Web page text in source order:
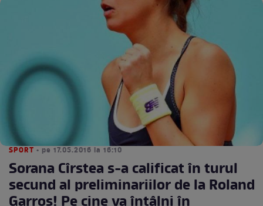
SPORT • pe 17.05.2016 la 16:10
Sorana Cîrstea s-a calificat în turul
secund al preliminariilor de la Roland